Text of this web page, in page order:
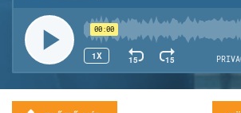
PLAYLIST
MI AZ A ROBOT PODCAST?